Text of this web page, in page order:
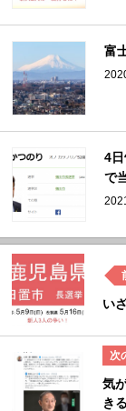
富
4
で
い
気
き